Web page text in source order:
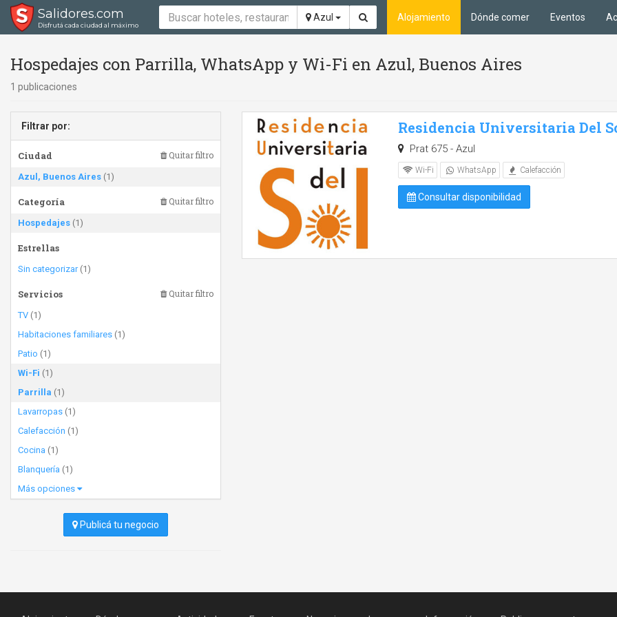
Salidores.com
Disfrutá cada ciudad al máximo
Azul Alojamiento Dónde comer Eventos
Hospedajes con Parrilla, WhatsApp y Wi-Fi en Azul, Buenos Aires
1 publicaciones
Filtrar por:
Ciudad Quitar filtro
Azul, Buenos Aires (1)
Categoría Quitar filtro
Hospedajes (1)
Estrellas
Sin categorizar(1)
Servicios Quitar filtro
TV (1)
Habitaciones familiares (1)
Patio (1)
Wi-Fi (1)
Parrilla (1)
Lavarropas (1)
Calefacción (1)
Cocina (1)
Blanquería (1)
Más opciones
Publicá tu negocio
Residencia Universitaria Del
Prat 675 - Azul
Wi-Fi WhatsApp Calefacción
Consultar disponibilidad